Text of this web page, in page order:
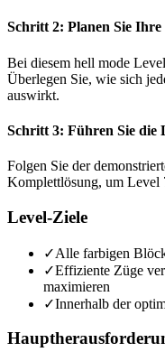
Schritt 2: Planen Sie Ihre
Bei diesem hell mode
Überlegen Sie, wie sich
auswirkt.
Schritt 3: Führen Sie die
Folgen Sie der
Komplettlösung, um Level
Level-Ziele
✓Alle farbigen
✓Effiziente Züge
maximieren
✓Innerhalb der